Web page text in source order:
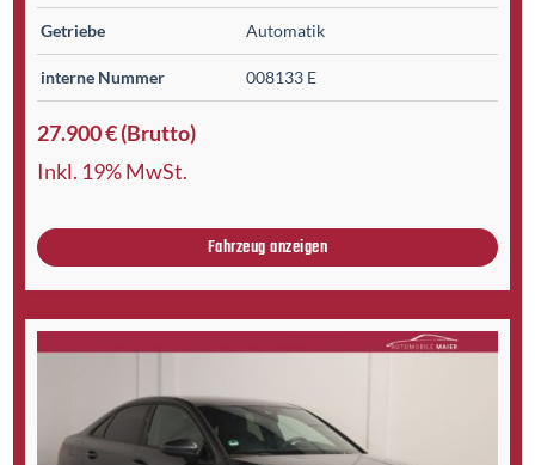
Getriebe Automatik
interne Nummer 008133 E
27.900 € (Brutto)
Inkl. 19% MwSt.
Fahrzeug anzeigen